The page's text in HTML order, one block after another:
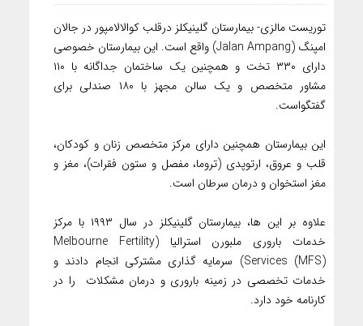
توریست مالزی- بیمارستان گلینیکلز درقلب کوالالامپور در جالان
امپنگ (Jalan Ampang) واقع است. این بیمارستان خصوصی
دارای ۳۳۰ تخت و همچنین یک ساختمان جداگانه با ۱۱۰
مشاور متخصص و یک سالن مجهز با ۱۸۰ صندلی برای
گفتگواست.
این بیمارستان همچنین دارای مرکز متخصص زنان و کودکان،
قلب و عروق، ارتوپدی (تروما، مفصل و ستون فقرات)، مغز و
مغز استخوان و درمان سرطان است.
علاوه بر این ها، بیمارستان گلینیکلز در سال ۱۹۹۳ با مرکز
خدمات باروری ملبورن استرالیا (Melbourne Fertility
Services (MFS)) سرمایه گذاری مشترکی انجام دادند و
خدمات تخصصی در زمینه باروری و درمان مشکلات را در
کارنامه خود دارد.